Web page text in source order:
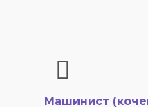
Машинист